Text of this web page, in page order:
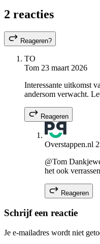
2 reacties
Reageren?
TO
Tom 23 maart 2026
Interessante uitkomst
andersom verwacht.
Reageren
Overstappen.nl
@Tom
het ook
Reageren
Schrijf een reactie
Je e-mailadres wordt niet